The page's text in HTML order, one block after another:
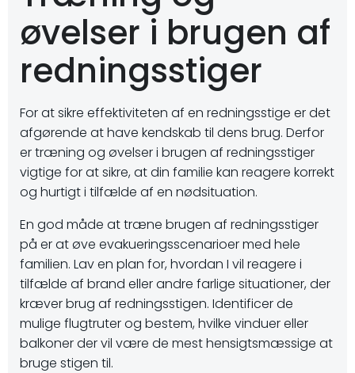
øvelser i brugen af
redningsstiger
For at sikre effektiviteten af en redningsstige er det
afgørende at have kendskab til dens brug. Derfor
er træning og øvelser i brugen af redningsstiger
vigtige for at sikre, at din familie kan reagere korrekt
og hurtigt i tilfælde af en nødsituation.
En god måde at træne brugen af redningsstiger
på er at øve evakueringsscenarioer med hele
familien. Lav en plan for, hvordan I vil reagere i
tilfælde af brand eller andre farlige situationer, der
kræver brug af redningsstigen. Identificer de
mulige flugtruter og bestem, hvilke vinduer eller
balkoner der vil være de mest hensigtsmæssige at
bruge stigen til.